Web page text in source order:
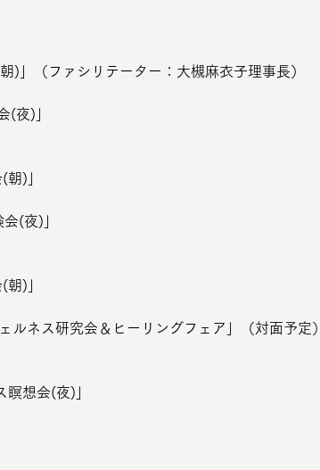
」（ファシリテーター：大槻麻衣子理事長）
(夜)」
)」
(夜)」
)」
ネス研究会＆ヒーリングフェア」（対面予定）
想会(夜)」